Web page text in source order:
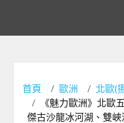
首頁 歐洲
北歐(
《魅力歐洲》北歐
傑古沙龍冰河湖、雙